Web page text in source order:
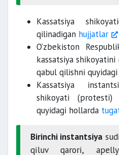
Kassatsiya
qilinadigan hujjatlar
O‘zbekiston
kassatsiya
qabul qilishni
Kassatsiya
shikoyati (protesti)
quyidagi hollarda
Birinchi instantsiya
qiluv qarori,